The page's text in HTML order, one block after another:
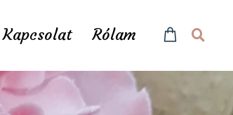
Kapcsolat Rólam